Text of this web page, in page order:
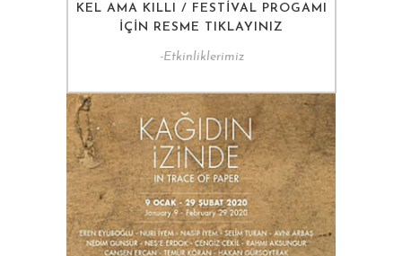
KEL AMA KILLI / FESTIVAL PROGAMI
IÇIN RESME TIKLAYINIZ
-Etkinliklerimiz